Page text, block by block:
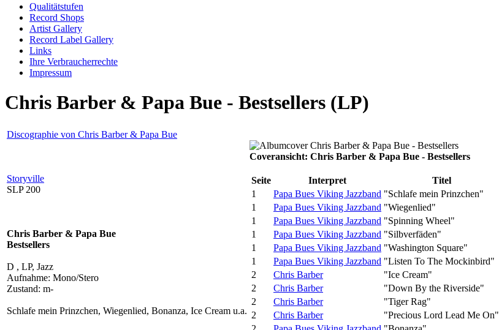
Qualitätstufen
Record Shops
Artist Gallery
Record Label Gallery
Links
Ihre Verbraucherrechte
Impressum
Chris Barber & Papa Bue - Bestsellers (LP)
Discographie von Chris Barber & Papa Bue
Storyville
SLP 200
Chris Barber & Papa Bue
Bestsellers
D , LP, Jazz
Aufnahme: Mono/Stero
Zustand: m-
Schlafe mein Prinzchen, Wiegenlied, Bonanza, Ice Cream u.a.
Coveransicht: Chris Barber & Papa Bue - Bestsellers
Seite Interpret
Titel
1
Papa Bues Viking Jazzband "Schlafe mein Prinzchen"
1
Papa Bues Viking Jazzband "Wiegenlied"
1
Papa Bues Viking Jazzband "Spinning Wheel"
1
Papa Bues Viking Jazzband "Silbverfäden"
1
Papa Bues Viking Jazzband "Washington Square"
1
Papa Bues Viking Jazzband "Listen To The Mockinbird"
2
Chris Barber
"Ice Cream"
2
Chris Barber
"Down By the Riverside"
2
Chris Barber
"Tiger Rag"
2
Chris Barber
"Precious Lord Lead Me On"